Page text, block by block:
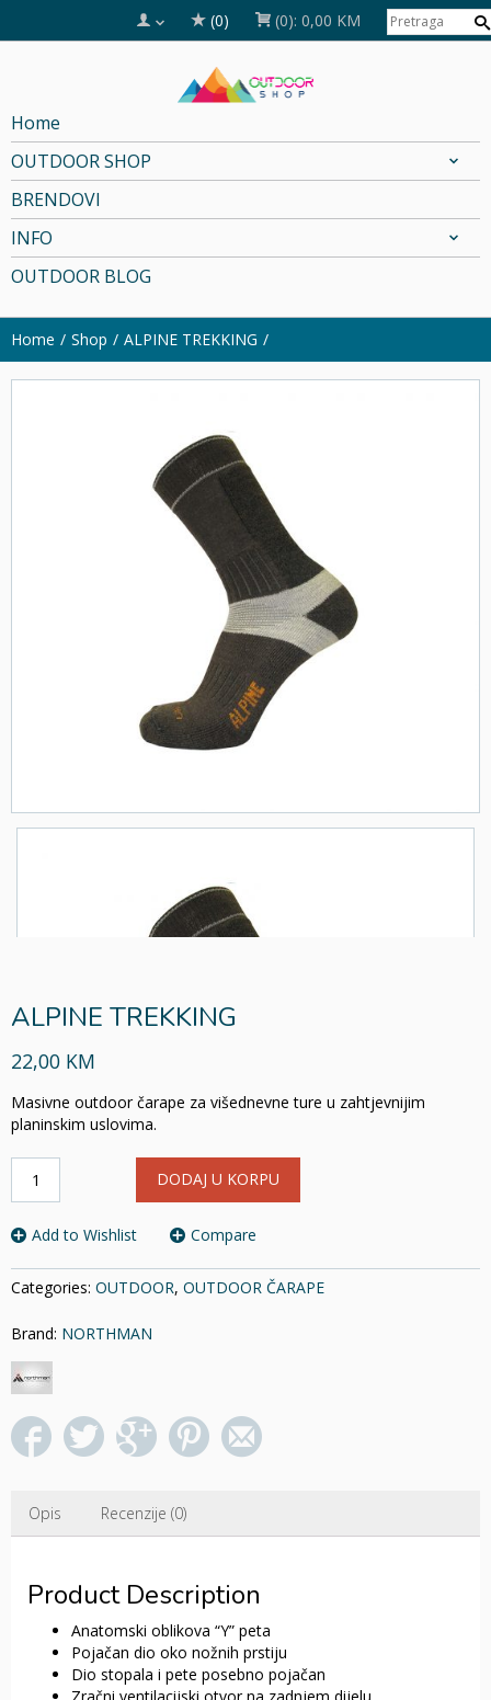
(0) (0): 0,00 KM
Home
OUTDOOR SHOP
BRENDOVI
INFO
OUTDOOR BLOG
Home Shop ALPINE TREKKING
ALPINE TREKKING
22,00 KM
Masivne outdoor čarape za višednevne ture u zahtjevnijim
planinskim uslovima.
TREKKING
DODAJ U KORPU
Add to Wishlist Compare
Categories: OUTDOOR, OUTDOOR ČARAPE
Brand: NORTHMAN
Opis Recenzije (0)
Product Description
Anatomski oblikova “Y” peta
Pojačan dio oko nožnih prstiju
Dio stopala i pete posebno pojačan